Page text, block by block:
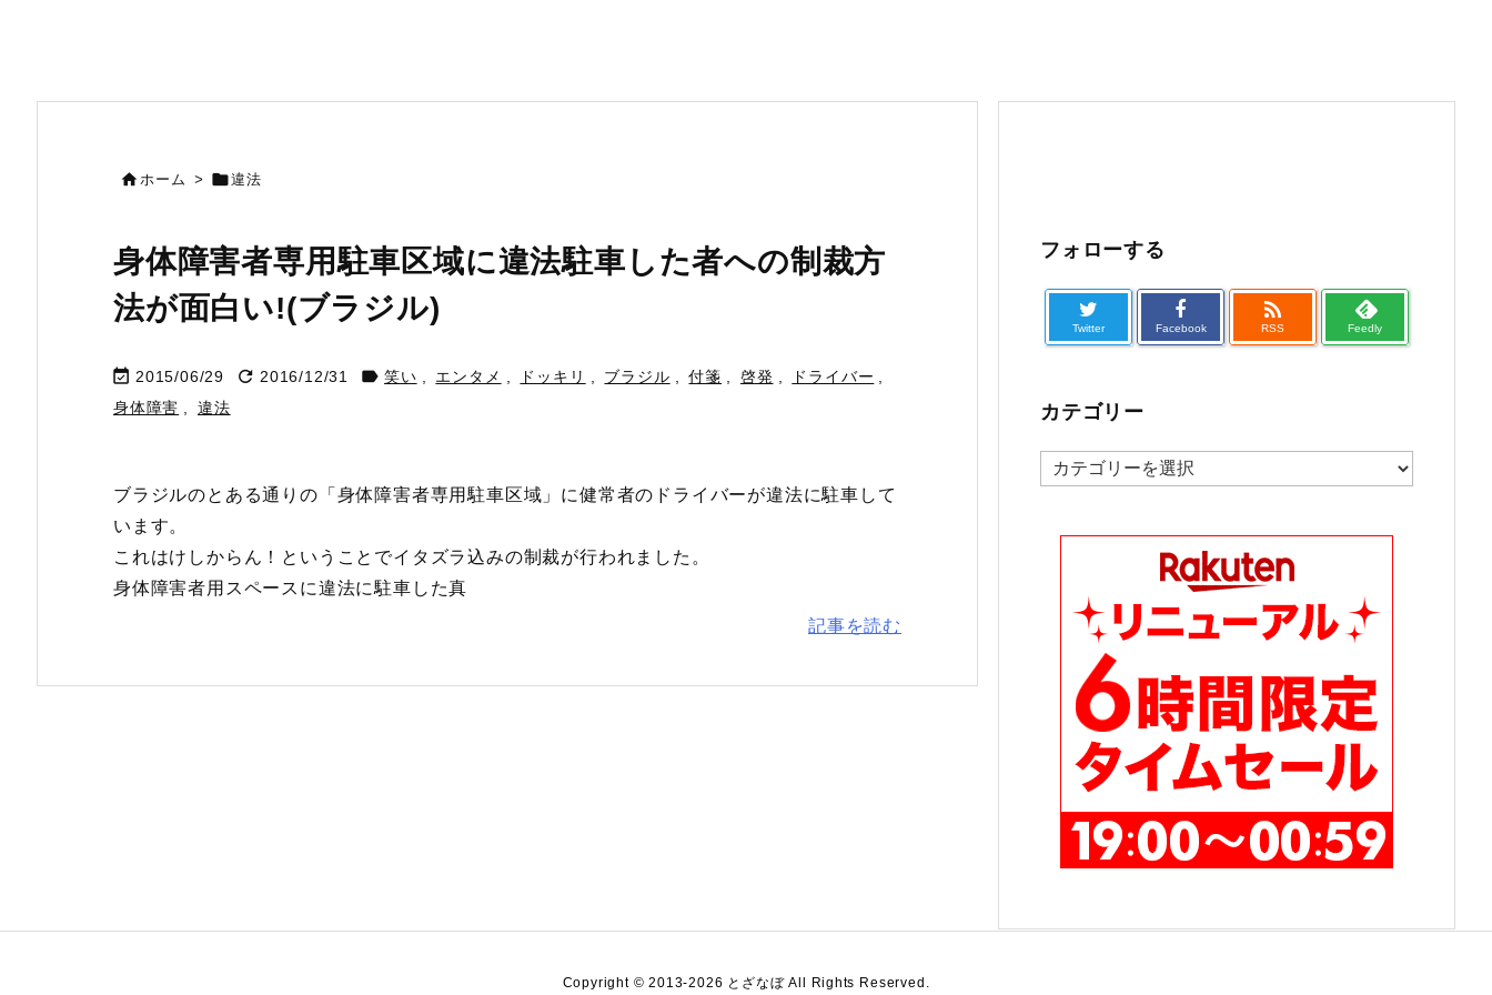
ホーム > 違法
身体障害者専用駐車区域に違法駐車した者への制裁方
法が面白い!(ブラジル)
 2015/06/29  2016/12/31  笑い エンタメ ドッキリ ブラジル 付箋 啓発 ドライバー
身体障害
違法
ブラジルのとある通りの「身体障害者専用駐車区域」に健常者のドライバーが違法に駐車して
います。
これはけしからん！ということでイタズラ込みの制裁が行われました。
身体障害者用スペースに違法に駐車した真
記事を読む
フォローする
Twitter Facebook

RSS Feedly
カテゴリー
カ
Copyright ©2013-2026 とざなぼAll Rights Reserved.